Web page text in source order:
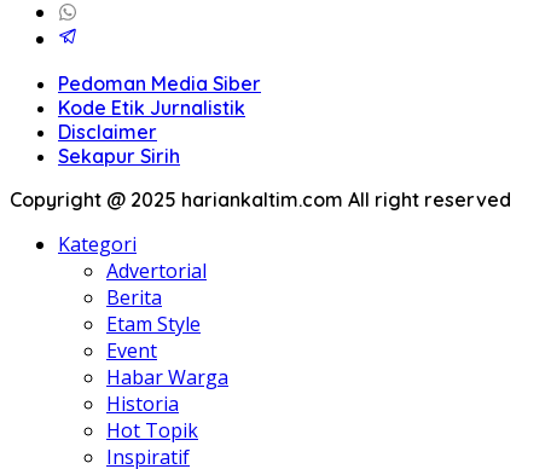
Pedoman Media Siber
Kode Etik Jurnalistik
Disclaimer
Sekapur Sirih
Copyright @ 2025 hariankaltim.com All right reserved
Kategori
Advertorial
Berita
Etam Style
Event
Habar Warga
Historia
Hot Topik
Inspiratif